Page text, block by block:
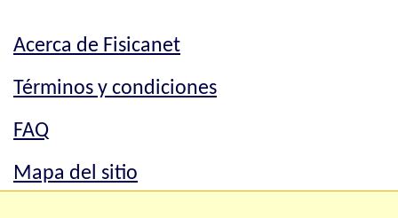
Acerca de Fisicanet
Términos y condiciones
FAQ
Mapa del sitio